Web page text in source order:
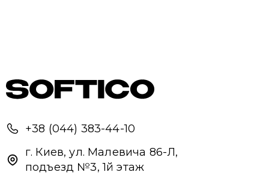
+38 (044) 383-44-10
г. Киев, ул. Малевича 86-Л,
подъезд №3, 1й этаж